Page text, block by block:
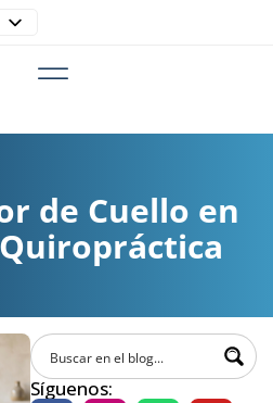
de Cuello en
Síguenos: